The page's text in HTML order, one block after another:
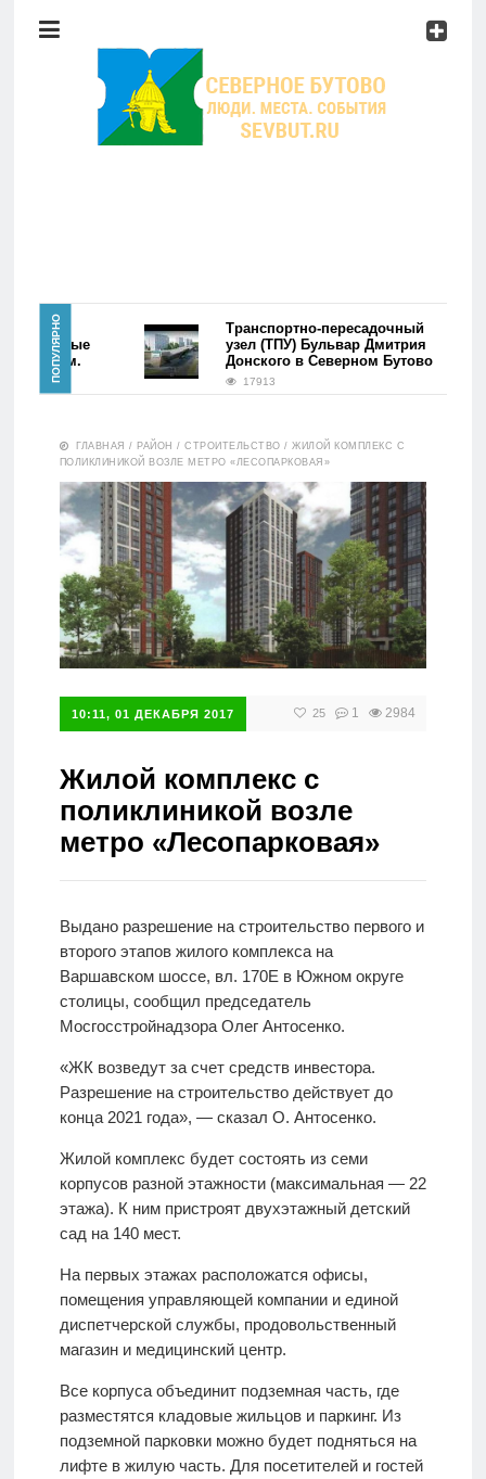
Район
Мероприятия
Главная
Новости
Мероприятия
Справочник
ПОПУЛЯРНО
Первые
Транспортно-пересадочный
узел (ТПУ) Бульвар Дмитрия
Донского в Северном Бутово
17913
ГЛАВНАЯ / РАЙОН /СТРОИТЕЛЬСТВО /ЖИЛОЙ КОМПЛЕКС С
ПОЛИКЛИНИКОЙ ВОЗЛЕ МЕТРО «ЛЕСОПАРКОВАЯ»
10:11, 01 ДЕКАБРЯ 2017 25 1 2984
Жилой комплекс с
поликлиникой возле
метро «Лесопарковая»
Выдано разрешение на строительство первого и
второго этапов жилого комплекса на
Варшавском шоссе, вл. 170Е в Южном округе
столицы, сообщил председатель
Мосгосстройнадзора Олег Антосенко.
«ЖК возведут за счет средств инвестора.
Разрешение на строительство действует до
конца 2021 года», — сказал О. Антосенко.
Жилой комплекс будет состоять из семи
корпусов разной этажности (максимальная — 22
этажа). К ним пристроят двухэтажный детский
сад на 140 мест.
На первых этажах расположатся офисы,
помещения управляющей компании и единой
диспетчерской службы, продовольственный
магазин и медицинский центр.
Все корпуса объединит подземная часть, где
разместятся кладовые жильцов и паркинг. Из
подземной парковки можно будет подняться на
лифте в жилую часть. Для посетителей и гостей